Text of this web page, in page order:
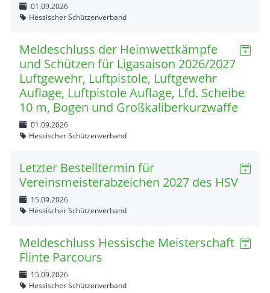
01.09.2026
Hessischer Schützenverband
Meldeschluss der Heimwettkämpfe
und Schützen für Ligasaison 2026/2027
Luftgewehr, Luftpistole, Luftgewehr
Auflage, Luftpistole Auflage, Lfd. Scheibe
10 m, Bogen und Großkaliberkurzwaffe
01.09.2026
Hessischer Schützenverband
Letzter Bestelltermin für
Vereinsmeisterabzeichen 2027 des HSV
15.09.2026
Hessischer Schützenverband
Meldeschluss Hessische Meisterschaft
Flinte Parcours
15.09.2026
Hessischer Schützenverband